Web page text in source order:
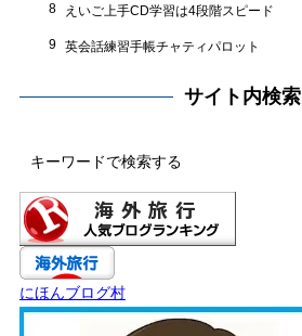
8 えいご上手CD学習は4段階スピード
9 英会話練習手帳チャティパロット
サイト内検索
にほんブログ村